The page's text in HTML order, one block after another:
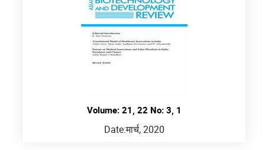
Volume: 21, 22 No: 3, 1
Date:मार्च, 2020